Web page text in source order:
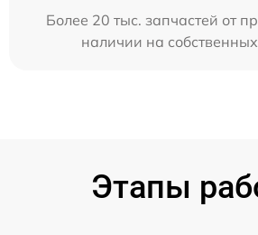
Более 20 тыс. запчастей от
наличии на
Этапы